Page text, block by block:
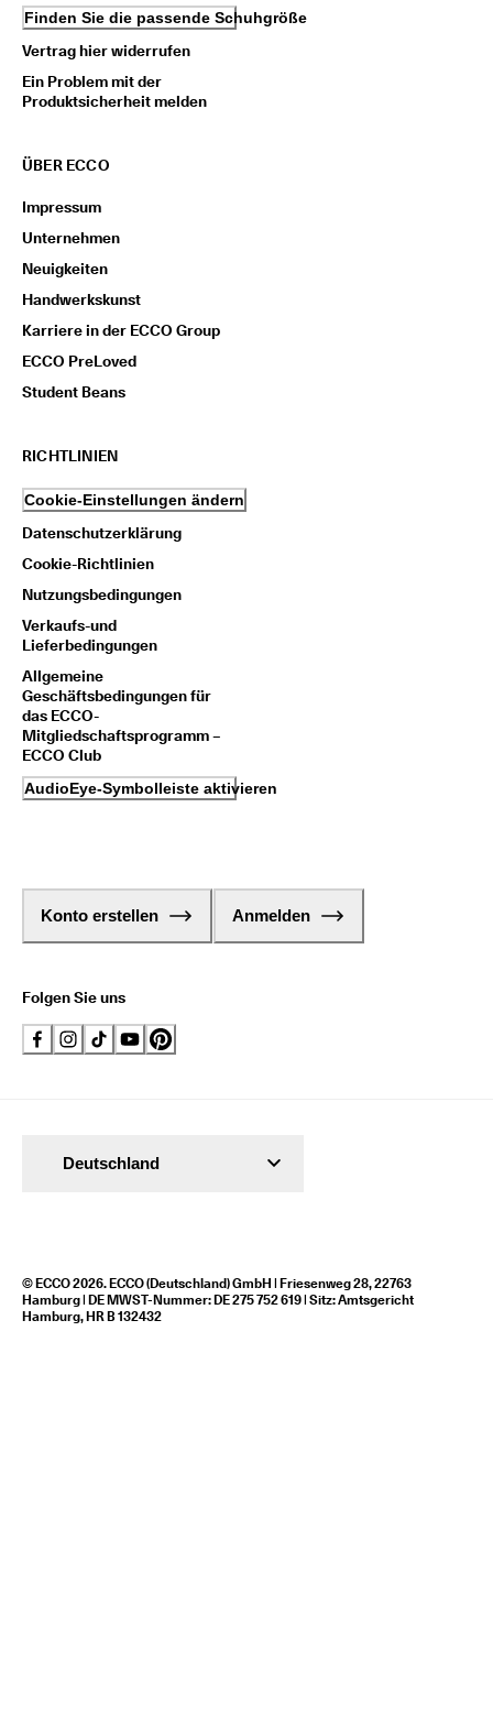
Finden Sie die passende Schuhgröße
Vertrag hier widerrufen
Ein Problem mit der
Produktsicherheit melden
ÜBER ECCO
Impressum
Unternehmen
Neuigkeiten
Handwerkskunst
Karriere in der ECCO Group
ECCO PreLoved
Student Beans
RICHTLINIEN
Cookie-Einstellungen ändern
Datenschutzerklärung
Cookie-Richtlinien
Nutzungsbedingungen
Verkaufs-und
Lieferbedingungen
Allgemeine
Geschäftsbedingungen für
das ECCO-
Mitgliedschaftsprogramm –
ECCO Club
AudioEye-Symbolleiste aktivieren
Konto erstellen Anmelden
Folgen Sie uns
© ECCO 2026. ECCO (Deutschland) GmbH | Friesenweg 28, 22763
Hamburg | DE MWST-Nummer: DE 275 752 619 | Sitz: Amtsgericht
Hamburg, HR B 132432
Deutschland